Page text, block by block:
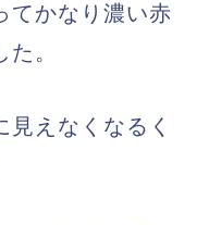
てかなり濃い赤
。
えなくなるく